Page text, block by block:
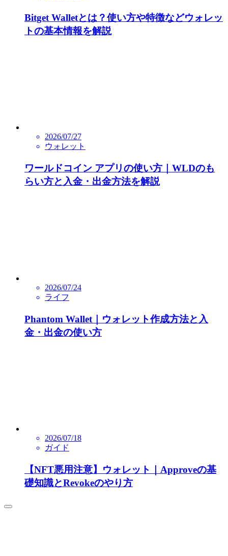
Bitget Walletとは？使い方や特徴などウォレッ
トの基本情報を解説
2026/07/27
ウォレット
ワールドコイン アプリの使い方｜WLDのも
らい方と入金・出金方法を解説
2026/07/24
ライフ
Phantom Wallet｜ウォレット作成方法と入
金・出金の使い方
2026/07/18
ガイド
【NFT悪用注意】ウォレット｜Approveの基
礎知識とRevokeのやり方